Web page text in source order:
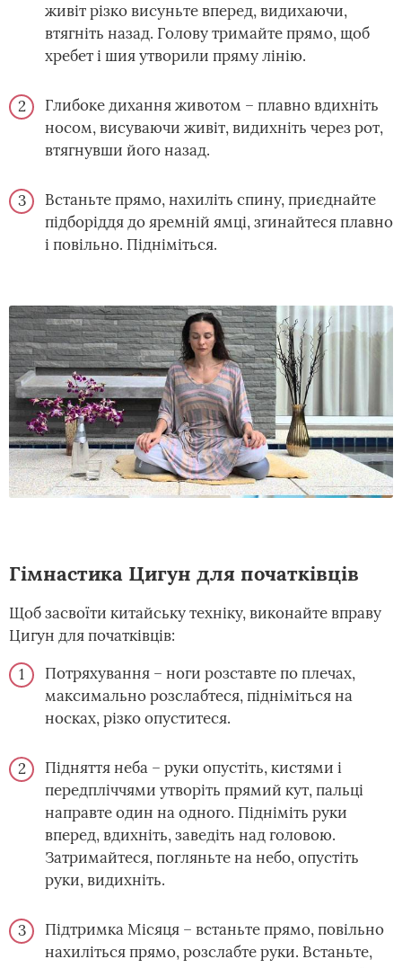
живіт різко висуньте вперед, видихаючи,
втягніть назад. Голову тримайте прямо, щоб
хребет і шия утворили пряму лінію.
Глибоке дихання животом – плавно вдихніть
носом, висуваючи живіт, видихніть через рот,
втягнувши його назад.
Встаньте прямо, нахиліть спину, приєднайте
підборіддя до яремній ямці, згинайтеся плавно
і повільно. Підніміться.
Гімнастика Цигун для початківців
Щоб засвоїти китайську техніку, виконайте вправу
Цигун для початківців:
Потряхування – ноги розставте по плечах,
максимально розслабтеся, підніміться на
носках, різко опуститеся.
Підняття неба – руки опустіть, кистями і
передпліччями утворіть прямий кут, пальці
направте один на одного. Підніміть руки
вперед, вдихніть, заведіть над головою.
Затримайтеся, погляньте на небо, опустіть
руки, видихніть.
Підтримка Місяця – встаньте прямо, повільно
нахиліться прямо, розслабте руки. Встаньте,